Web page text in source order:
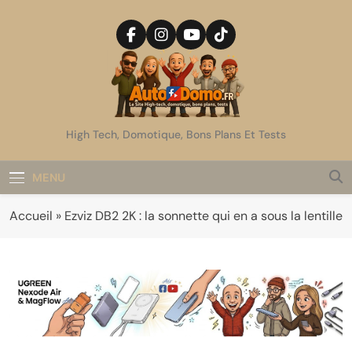
AutoDomo
High Tech, Domotique, Bons Plans Et Tests
MENU
Accueil » Ezviz DB2 2K : la sonnette qui en a sous la lentille